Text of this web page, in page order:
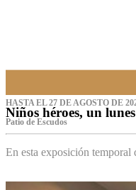
HASTA EL 27 DE AGOSTO DE
Niños héroes, un
Patio de Escudos
En esta exposición